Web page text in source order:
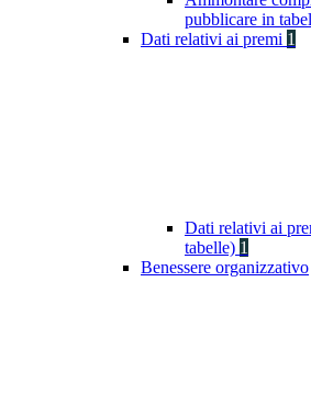
pubblicare in
Dati relativi ai premi 1
Dati relativi ai
tabelle) 1
Benessere organizzativo